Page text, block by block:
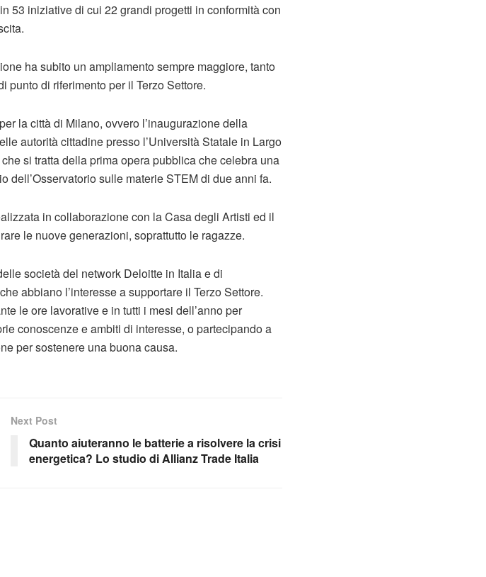
53 iniziative di cui 22 grandi progetti in conformità con
ha subito un ampliamento sempre maggiore, tanto
punto di riferimento per il Terzo Settore.
la città di Milano, ovvero l’inaugurazione della
autorità cittadine presso l’Università Statale in Largo
si tratta della prima opera pubblica che celebra una
sulle materie STEM di due anni fa.
in collaborazione con la Casa degli Artisti ed il
le nuove generazioni, soprattutto le ragazze.
società del network Deloitte in Italia e di
abbiano l’interesse a supportare il Terzo Settore.
le ore lavorative e in tutti i mesi dell’anno per
conoscenze e ambiti di interesse, o partecipando a
per sostenere una buona causa.
Next Post
Quanto aiuteranno le batterie a risolvere la crisi
energetica? Lo studio di Allianz Trade Italia